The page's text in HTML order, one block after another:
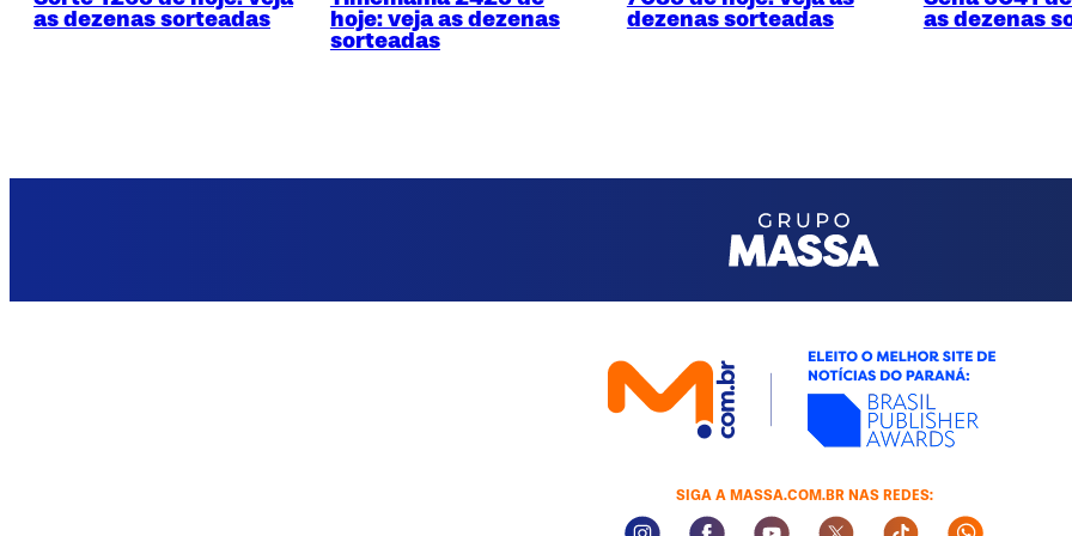
as dezenas sorteadas hoje: veja as dezenas
sorteadas
dezenas sorteadas as dezenas
SIGA A MASSA.COM.BR NAS REDES:
Instagram Social Media
Facebook Social Media
Youtube Social Media
Twitter Social Media
Tiktok Social